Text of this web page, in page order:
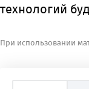
технологий
При использовании